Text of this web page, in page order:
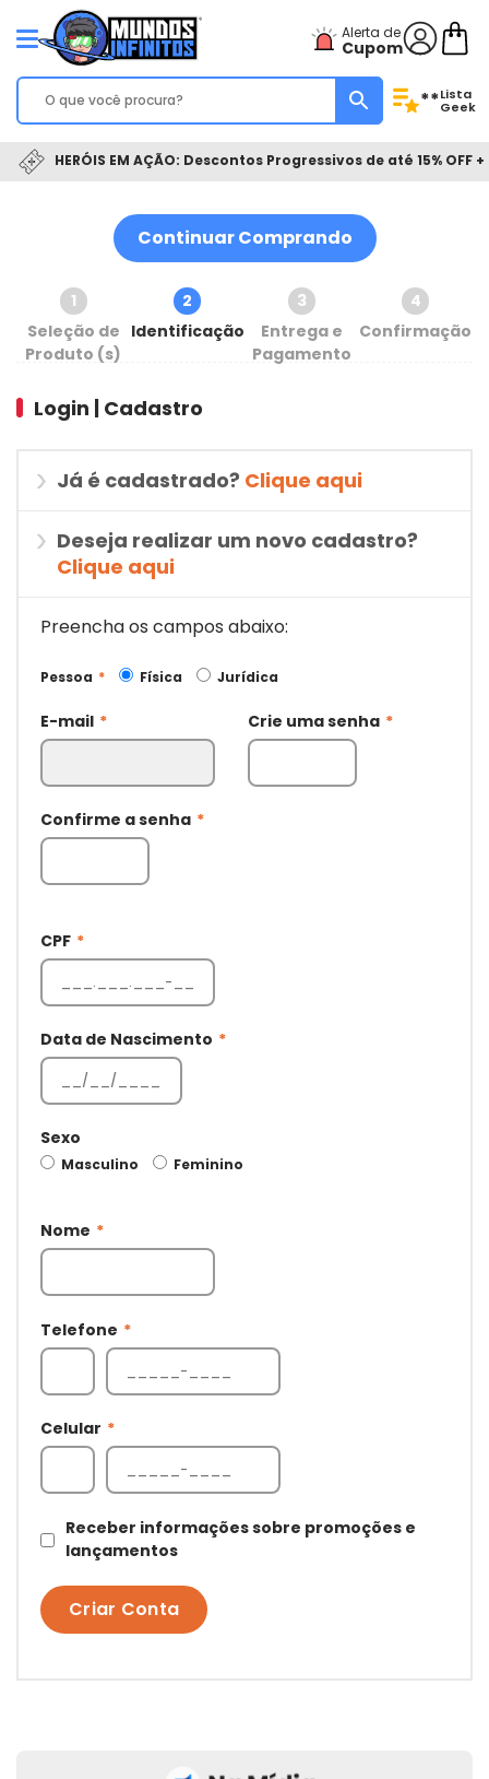
Alerta de
Cupom
**Lista
Geek
HERÓIS EM AÇÃO: Descontos Progressivos de até 15% OFF
Continuar Comprando
1
Seleção de
Produto (s)
2
Identificação
3
Entrega e
Pagamento
4
Confirmação
Login | Cadastro
Já é cadastrado? Clique aqui
Deseja realizar um novo cadastro?
Clique aqui
Preencha os campos abaixo:
Pessoa * Física Jurídica
E-mail * Crie uma senha *
Confirme a senha *
CPF *
Data de Nascimento *
Sexo
Masculino Feminino
Nome *
Telefone *
Celular *
Receber informações sobre promoções e
lançamentos
Criar Conta